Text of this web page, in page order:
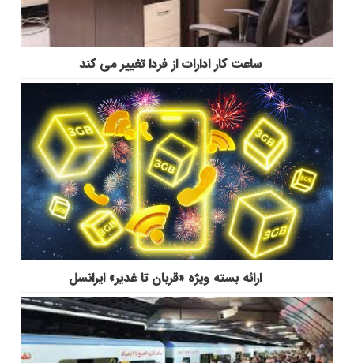
ساعت کار ادارات از فردا تغییر می کند
ارائه بسته ویژه «قربان تا غدیر» ایرانسل